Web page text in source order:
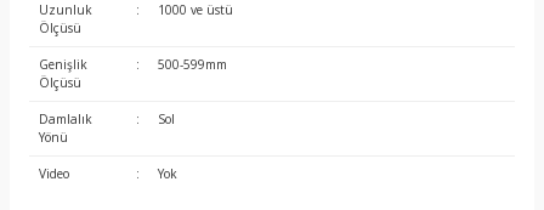
Uzunluk
Ölçüsü
: 1000 ve üstü
Genişlik
Ölçüsü
: 500-599mm
Damlalık
Yönü
: Sol
Video : Yok